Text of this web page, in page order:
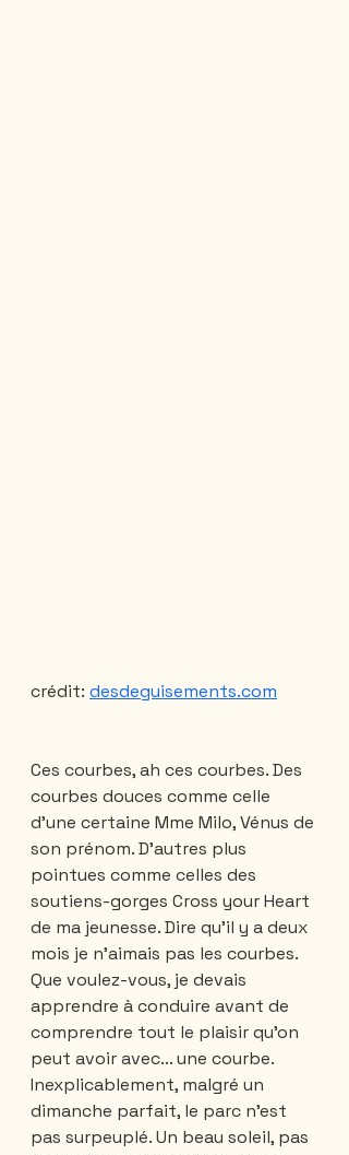
crédit: desdeguisements.com
Ces courbes, ah ces courbes. Des
courbes douces comme celle
d'une certaine Mme Milo, Vénus de
son prénom. D’autres plus
pointues comme celles des
soutiens-gorges Cross your Heart
de ma jeunesse. Dire qu’il y a deux
mois je n’aimais pas les courbes.
Que voulez-vous, je devais
apprendre à conduire avant de
comprendre tout le plaisir qu’on
peut avoir avec... une courbe.
Inexplicablement, malgré un
dimanche parfait, le parc n’est
pas surpeuplé. Un beau soleil, pas